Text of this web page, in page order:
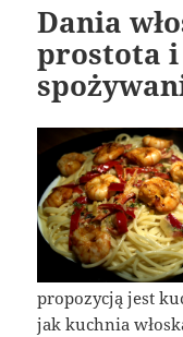
Dania
prostota
propozycją jest
jak kuchnia